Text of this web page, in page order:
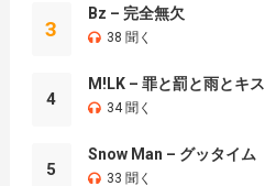
3
Bz – 完全無欠
38 聞く
4
M!LK – 罪と罰と雨とキス
34 聞く
5
Snow Man – グッタイム
33 聞く